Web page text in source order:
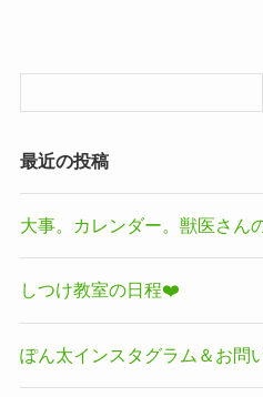
最近の投稿
大事。カレンダー。獣医さん
しつけ教室の日程❤️
ぽん太インスタグラム＆お問